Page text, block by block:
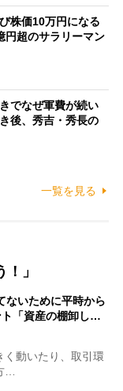
株価10万円になる
円超のサラリーマン
でなぜ軍費が続い
後、秀吉・秀長の
一覧を見る
」
ないために平時から
「資産の棚卸し…
動いたり、取引環
…